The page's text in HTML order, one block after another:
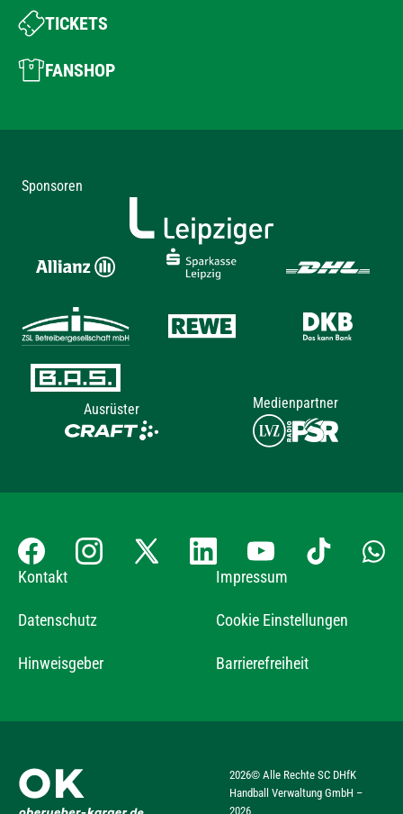
TICKETS
FANSHOP
Sponsoren
Ausrüster Medienpartner
Kontakt Impressum
Datenschutz Cookie Einstellungen
Hinweisgeber Barrierefreiheit
2026© Alle Rechte SC DHfK
Handball Verwaltung GmbH –
2026